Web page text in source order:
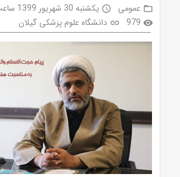
folder_open عمومی access_time یکشنبه 30 شهریور 1399 ساعت 15:43
visibility
979
link دانشگاه علوم پزشکی گیلان